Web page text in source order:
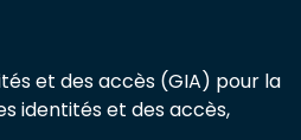
et des accès (GIA) pour la
identités et des accès,